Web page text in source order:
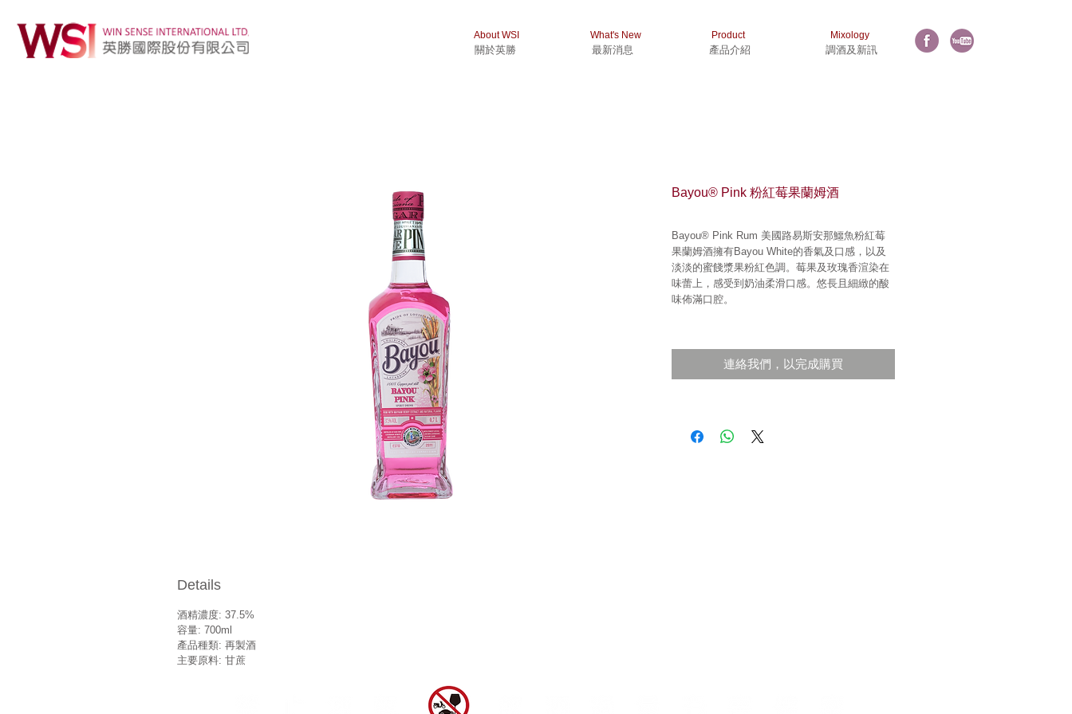
About WSI What's New Product Mixology
關於英勝 最新消息 產品介紹 調酒及新訊
Bayou® Pink 粉紅莓果蘭姆酒
Bayou® Pink Rum 美國路易斯安那鱷魚粉紅莓
果蘭姆酒擁有Bayou White的香氣及口感，以及
淡淡的蜜餞漿果粉紅色調。莓果及玫瑰香渲染在
味蕾上，感受到奶油柔滑口感。悠長且細緻的酸
味佈滿口腔。
連絡我們，以完成購買
Details
酒精濃度: 37.5%
容量: 700ml
產品種類: 再製酒
主要原料: 甘蔗